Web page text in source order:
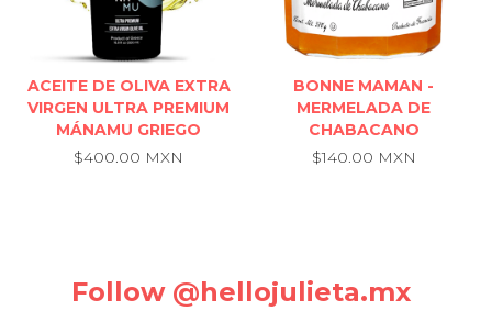
ACEITE DE OLIVA EXTRA
VIRGEN ULTRA PREMIUM
MÁNAMU GRIEGO
$400.00 MXN
BONNE MAMAN -
MERMELADA DE
CHABACANO
$140.00 MXN
Follow @hellojulieta.mx